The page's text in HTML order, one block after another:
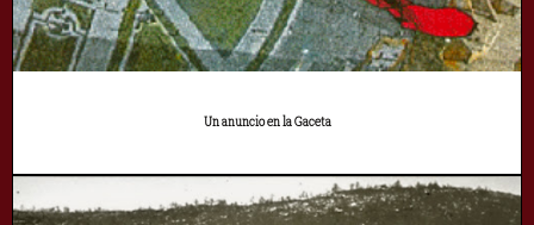
Un anuncio en la Gaceta